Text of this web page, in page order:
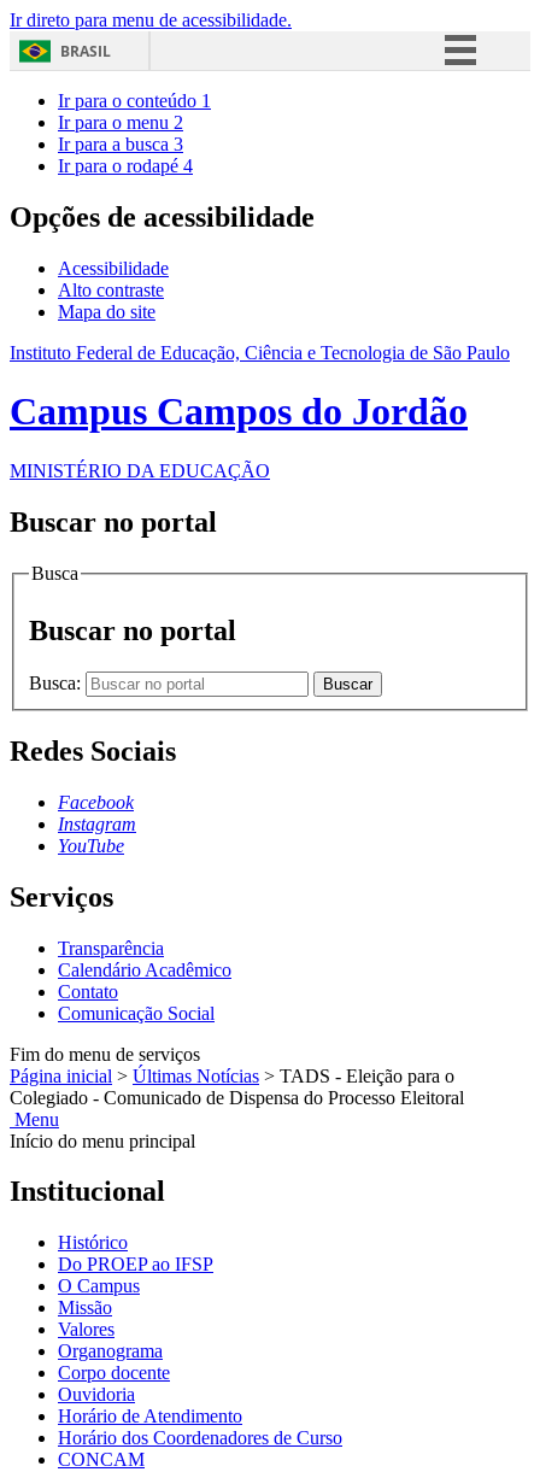
Ir direto para menu de acessibilidade.
BRASIL
Acesso à informação
Ir para o conteúdo 1
Ir para o menu 2
Ir para a busca 3
Ir para o rodapé 4
Opções de acessibilidade
Acessibilidade
Alto contraste
Mapa do site
Instituto Federal de Educação, Ciência e Tecnologia de São Paulo
Campus Campos do Jordão
MINISTÉRIO DA EDUCAÇÃO
Buscar no portal
Busca
Buscar no portal
Busca: Buscar
Redes Sociais
Facebook
Instagram
YouTube
Serviços
Transparência
Calendário Acadêmico
Contato
Comunicação Social
Fim do menu de serviços
Página inicial > Últimas Notícias > TADS - Eleição para o
Colegiado - Comunicado de Dispensa do Processo Eleitoral
Menu
Início do menu principal
Institucional
Histórico
Do PROEP ao IFSP
O Campus
Missão
Valores
Organograma
Corpo docente
Ouvidoria
Horário de Atendimento
Horário dos Coordenadores de Curso
CONCAM